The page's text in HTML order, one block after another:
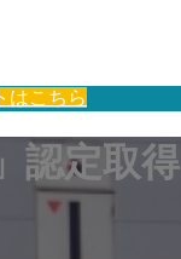
はこちら
認定取得